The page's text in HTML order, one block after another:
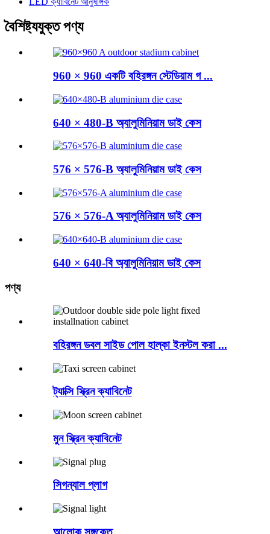
বৈশিষ্ট্যযুক্ত পণ্য
960 × 960 একটি বহিরঙ্গন স্টেডিয়াম গ ...
640 × 480-B অ্যালুমিনিয়াম ডাই কেস
576 × 576-B অ্যালুমিনিয়াম ডাই কেস
576 × 576-A অ্যালুমিনিয়াম ডাই কেস
640 × 640-বি অ্যালুমিনিয়াম ডাই কেস
পণ্য
বহিরঙ্গন ডবল সাইড পোল হাল্কা ইনস্টল করা ...
ট্যাক্সি স্ক্রিন ক্যাবিনেট
মুন স্ক্রিন ক্যাবিনেট
সিগন্যাল প্লাগ